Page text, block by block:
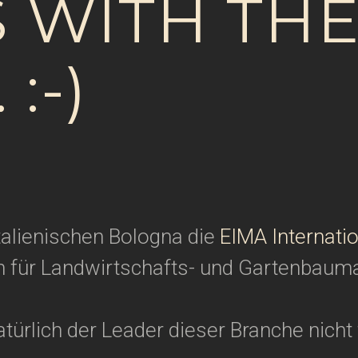
WITH
:-)
Bologna die EIMA
für Landwirtschafts- und
der Leader dieser Branche